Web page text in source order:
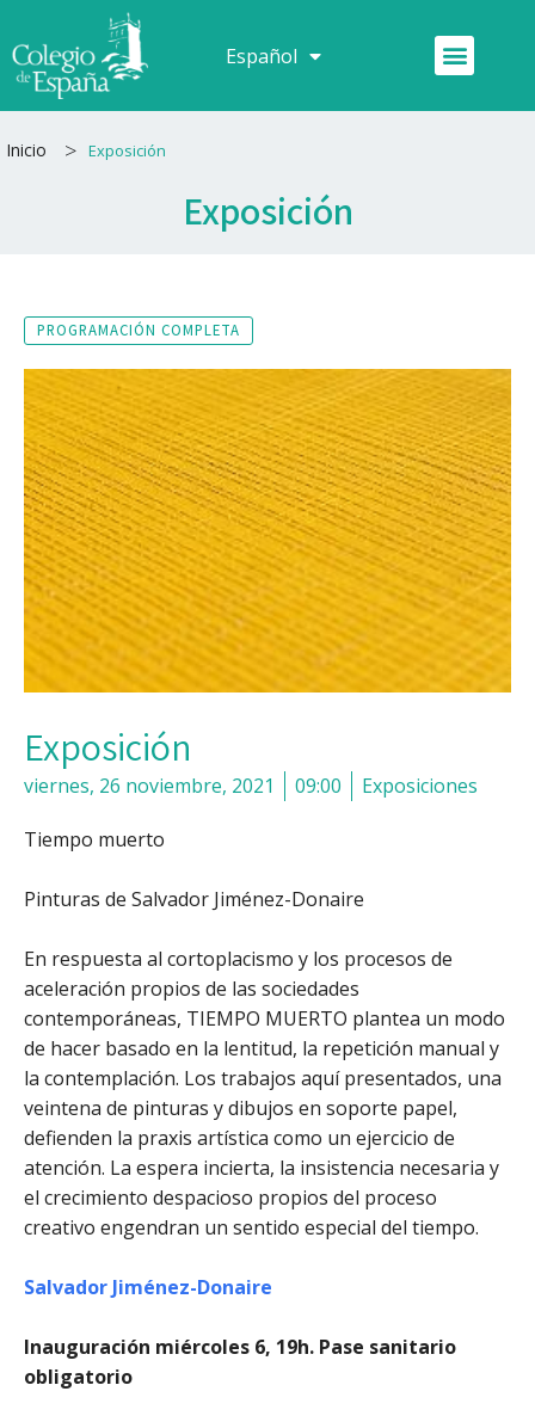
al
contenido
Español
Français Menú
Inicio > Exposición
Exposición
PROGRAMACIÓN COMPLETA
Exposición
viernes, 26 noviembre, 2021 09:00 Exposiciones
Tiempo muerto
Pinturas de Salvador Jiménez-Donaire
En respuesta al cortoplacismo y los procesos de
aceleración propios de las sociedades
contemporáneas, TIEMPO MUERTO plantea un modo
de hacer basado en la lentitud, la repetición manual y
la contemplación. Los trabajos aquí presentados, una
veintena de pinturas y dibujos en soporte papel,
defienden la praxis artística como un ejercicio de
atención. La espera incierta, la insistencia necesaria y
el crecimiento despacioso propios del proceso
creativo engendran un sentido especial del tiempo.
Salvador Jiménez-Donaire
Inauguración miércoles 6, 19h. Pase sanitario
obligatorio